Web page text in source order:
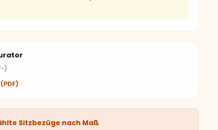
)
Sitzbezüge nach Maß